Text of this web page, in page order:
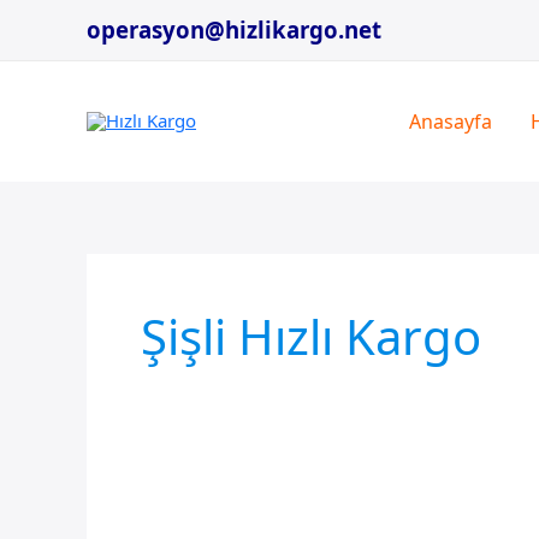
operasyon@hizlikargo.net
Anasayfa
Şişli Hızlı Kargo